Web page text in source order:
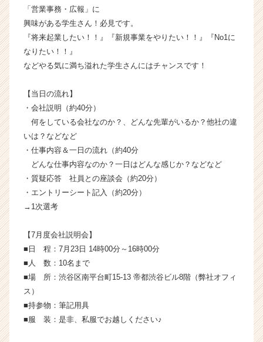
業
か
ス
ウ
く
サ
イ
ト
チ
ア
h
r
「営業事務・広報」に
興味がある学生さん！必見です。
『将来起業したい！！』『新規事業をやりたい！！』『No1に
なりたい！！』
などやる気に満ち溢れた学生さんにはチャンスです！
【当日の流れ】
・会社説明（約40分）
何をしている会社なのか？、どんな先輩がいるか？他社の違
いは？などなど
・仕事内容＆一日の流れ（約40分
どんな仕事内容なのか？一日はどんな感じか？などなど
・質疑応答 社員との座談会（約20分）
・エントリーシート記入（約20分）
→1次選考
【7月度会社説明会】
■日 程：7月23日 14時00分～16時00分
■人 数：10名まで
■場 所：渋谷区南平台町15-13 帝都渋谷ビル8階（弊社オフィ
ス）
■持参物：筆記用具
■服 装：是非、私服でお越しください♪